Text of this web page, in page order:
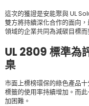
這次的獲證是安能聚與 UL
雙方將持續深化合作的面向
領域的企業共同為減碳目標而
UL 2809 標準為
臬
市面上標榜環保的綠色產品
標籤的使用率持續增加。而
加困難。